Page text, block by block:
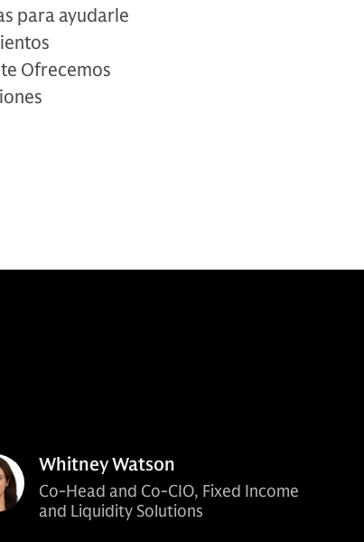
para ayudarle
Ofrecemos
Whitney Watson
Co-Head and Co-CIO, Fixed Income
and Liquidity Solutions